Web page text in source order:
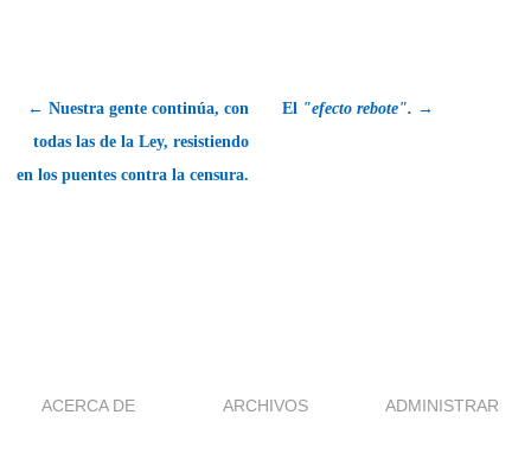
← Nuestra gente continúa, con
todas las de la Ley, resistiendo
en los puentes contra la censura.
El "efecto rebote". →
ACERCA DE ARCHIVOS ADMINISTRAR